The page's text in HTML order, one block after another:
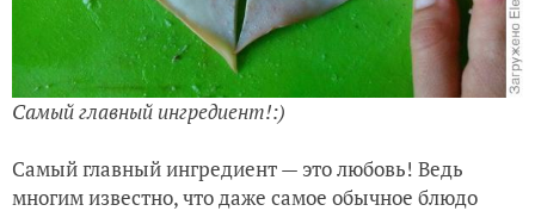
Самый главный ингредиент!:)
Самый главный ингредиент — это любовь! Ведь
многим известно, что даже самое обычное блюдо